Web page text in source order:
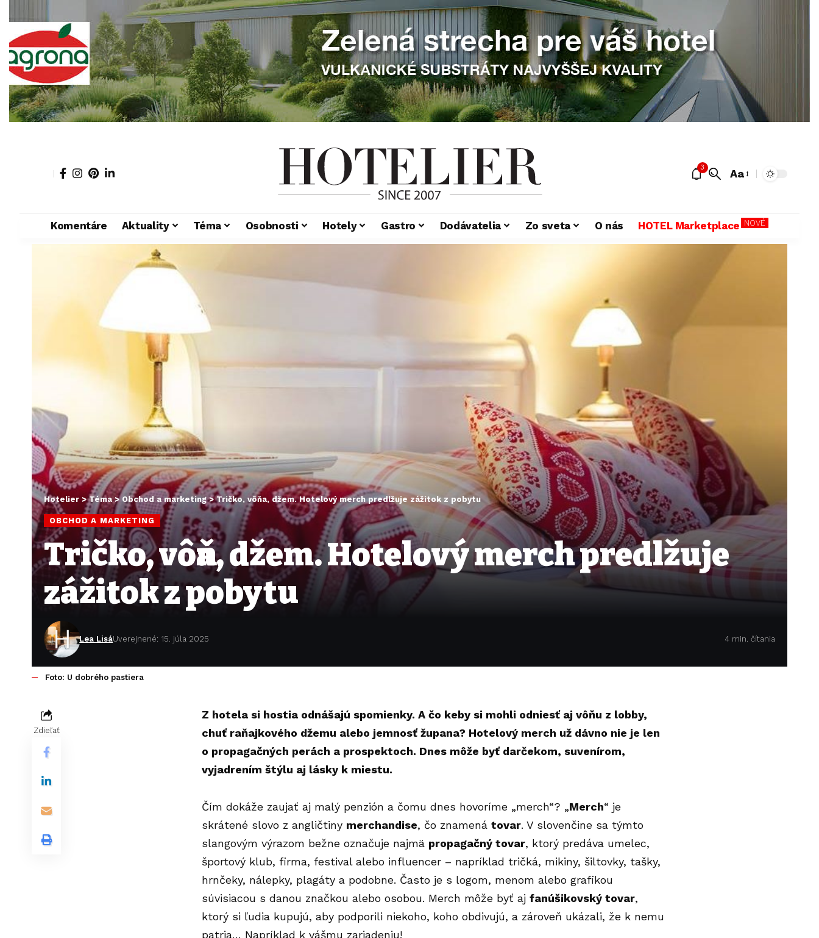
3 Aa
Komentáre Aktuality Téma Osobnosti Hotely Gastro Dodávatelia Zo sveta O nás HOTEL Marketplace NOVÉ
Hotelier >Téma> Obchod a marketing>Tričko, vôňa, džem. Hotelový merch predlžuje zážitok z pobytu
OBCHOD A MARKETING
Tričko, vôňa, džem. Hotelový merch predlžuje
zážitok z pobytu
Lea LisáUverejnené: 15. júla 2025 4 min. čítania
Foto: U dobrého pastiera
Zdieľať
Z hotela si hostia odnášajú spomienky. A čo keby si mohli odniesť aj vôňu z lobby,
chuť raňajkového džemu alebo jemnosť župana? Hotelový merch už dávno nie je len
o propagačných perách a prospektoch. Dnes môže byť darčekom, suvenírom,
vyjadrením štýlu aj lásky k miestu.
Čím dokáže zaujať aj malý penzión a čomu dnes hovoríme „merch“? „Merch“ je
skrátené slovo z angličtiny merchandise, čo znamená tovar. V slovenčine sa týmto
slangovým výrazom bežne označuje najmä propagačný tovar, ktorý predáva umelec,
športový klub, firma, festival alebo influencer – napríklad tričká, mikiny, šiltovky, tašky,
hrnčeky, nálepky, plagáty a podobne. Často je s logom, menom alebo grafikou
súvisiacou s danou značkou alebo osobou. Merch môže byť aj fanúšikovský tovar,
ktorý si ľudia kupujú, aby podporili niekoho, koho obdivujú, a zároveň ukázali, že k nemu
patria… Napríklad k vášmu zariadeniu!